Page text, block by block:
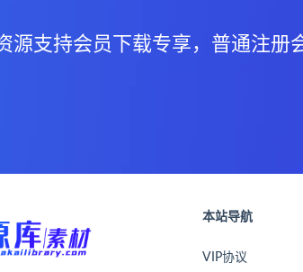
源支持会员下载专享，普通注册
本站导航
VIP协议